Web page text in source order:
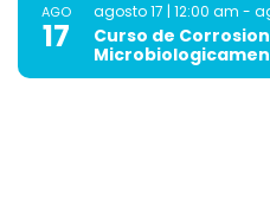
AGO
17
agosto 17 | 12:00 am -
Curso de